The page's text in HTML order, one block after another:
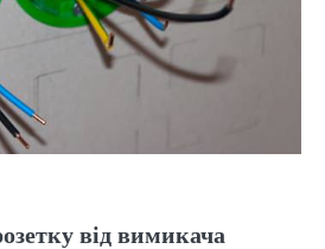
від вимикача